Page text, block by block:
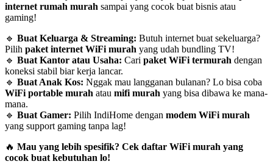
internet rumah murah sampai yang cocok buat bisnis atau
gaming!
🔹 Buat Keluarga & Streaming: Butuh internet buat sekeluarga?
Pilih paket internet WiFi murah yang udah bundling TV!
🔹 Buat Kantor atau Usaha: Cari paket WiFi termurah dengan
koneksi stabil biar kerja lancar.
🔹 Buat Anak Kos: Nggak mau langganan bulanan? Lo bisa coba
WiFi portable murah atau mifi murah yang bisa dibawa ke mana-
mana.
🔹 Buat Gamer: Pilih IndiHome dengan modem WiFi murah
yang support gaming tanpa lag!
🔥 Mau yang lebih spesifik? Cek daftar WiFi murah yang
cocok buat kebutuhan lo!